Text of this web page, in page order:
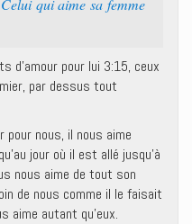
qui aime sa femme
d’amour pour lui 3:15, ceux
par dessus tout
pour nous, il nous aime
jour où il est allé jusqu’à
nous aime de tout son
de nous comme il le faisait
aime autant qu’eux.